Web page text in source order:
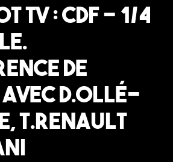
TV : CDF – 1/4
de
D.Ollé-
T.Renault